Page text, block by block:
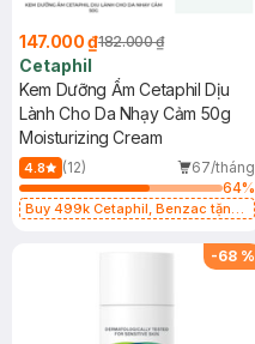
147.000 ₫182.000 ₫
Cetaphil
Kem Dưỡng Ẩm Cetaphil Dịu
Lành Cho Da Nhạy Cảm 50g
Moisturizing Cream
4.8 (12)
67/tháng
64%
Buy 499k Cetaphil, Benzac tặng
-68 %